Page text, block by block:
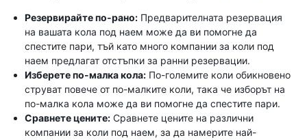
Резервирайте по-рано: Предварителната резервация
на вашата кола под наем може да ви помогне да
спестите пари, тъй като много компании за коли под
наем предлагат отстъпки за ранни резервации.
Изберете по-малка кола: По-големите коли обикновено
струват повече от по-малките коли, така че изборът на
по-малка кола може да ви помогне да спестите пари.
Сравнете цените: Сравнете цените на различни
компании за коли под наем, за да намерите най-